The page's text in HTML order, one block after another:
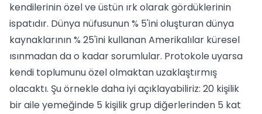
kendilerinin özel ve üstün ırk olarak gördüklerinin
ispatıdır. Dünya nüfusunun % 5'ini oluşturan dünya
kaynaklarının % 25'ini kullanan Amerikalılar küresel
ısınmadan da o kadar sorumlular. Protokole uyarsa
kendi toplumunu özel olmaktan uzaklaştırmış
olacaktı. Şu örnekle daha iyi açıklayabiliriz: 20 kişilik
bir aile yemeğinde 5 kişilik grup diğerlerinden 5 kat